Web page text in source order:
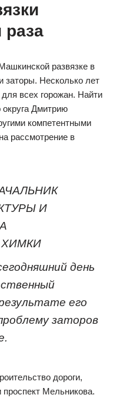
раза
развязке в
заторы. Несколько лет
для всех горожан. Найти
округа Дмитрию
компетентными
рассмотрение в
И
день
его
заторов
дороги,
проспект Мельникова.